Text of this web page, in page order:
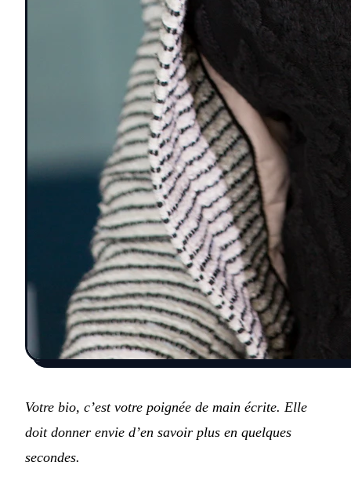
Votre bio, c’est votre poignée de main écrite. Elle
doit donner envie d’en savoir plus en quelques
secondes.